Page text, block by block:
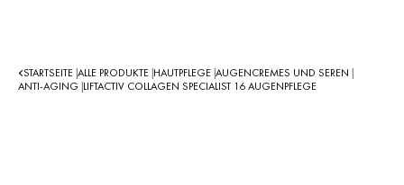
STARTSEITE ALLE PRODUKTE HAUTPFLEGE AUGENCREMES UND SEREN
ANTI-AGING LIFTACTIV COLLAGEN SPECIALIST 16 AUGENPFLEGE